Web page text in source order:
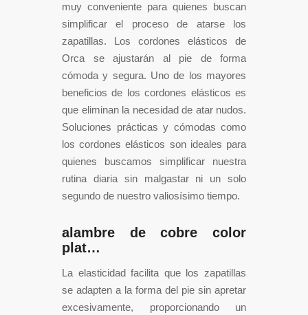
muy conveniente para quienes buscan
simplificar el proceso de atarse los
zapatillas. Los cordones elásticos de
Orca se ajustarán al pie de forma
cómoda y segura. Uno de los mayores
beneficios de los cordones elásticos es
que eliminan la necesidad de atar nudos.
Soluciones prácticas y cómodas como
los cordones elásticos son ideales para
quienes buscamos simplificar nuestra
rutina diaria sin malgastar ni un solo
segundo de nuestro valiosísimo tiempo.
alambre de cobre color
plat…
La elasticidad facilita que los zapatillas
se adapten a la forma del pie sin apretar
excesivamente, proporcionando un